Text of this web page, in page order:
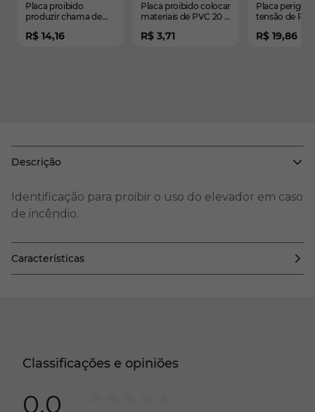
Placa proibido
produzir chama de
R$ 14,16
Placa proibido colocar
materiais de PVC 20 x
R$ 3,71
Placa perigo
tensão de
R$ 19,86
Descrição
Identificação para proibir o uso do elevador em caso
de incêndio.
Características
Classificações e opiniões
0.0